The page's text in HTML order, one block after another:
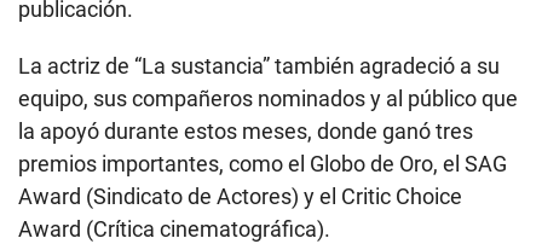
publicación.
La actriz de “La sustancia” también agradeció a su
equipo, sus compañeros nominados y al público que
la apoyó durante estos meses, donde ganó tres
premios importantes, como el Globo de Oro, el SAG
Award (Sindicato de Actores) y el Critic Choice
Award (Crítica cinematográfica).